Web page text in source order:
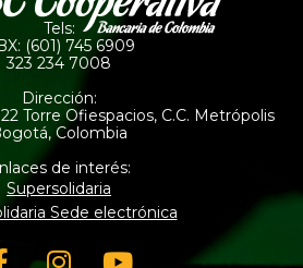
Tels:
(601) 745 6909
323 234 7008
Dirección:
Torre Ofiespacios, C.C. Metrópolis
Colombia
de interés:
Supersolidaria
Sede electrónica
Instagram
Youtube